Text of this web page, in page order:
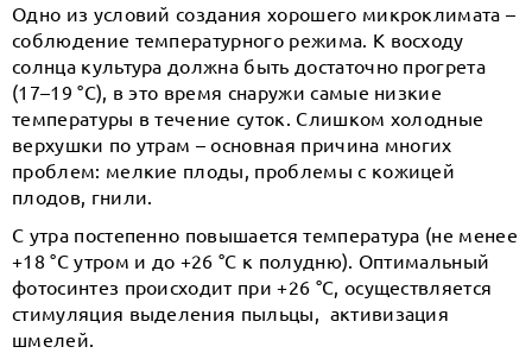
Одно из условий создания хорошего микроклимата –
соблюдение температурного режима. К восходу
солнца культура должна быть достаточно прогрета
(17–19 °С), в это время снаружи самые низкие
температуры в течение суток. Слишком холодные
верхушки по утрам – основная причина многих
проблем: мелкие плоды, проблемы с кожицей
плодов, гнили.
С утра постепенно повышается температура (не менее
+18 °С утром и до +26 °С к полудню). Оптимальный
фотосинтез происходит при +26 °С, осуществляется
стимуляция выделения пыльцы, активизация
шмелей.